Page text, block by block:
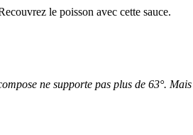
le poisson avec cette sauce.
ne supporte pas plus de 63°.